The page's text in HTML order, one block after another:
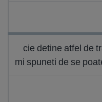
cie detine atfel de
mi spuneti de se